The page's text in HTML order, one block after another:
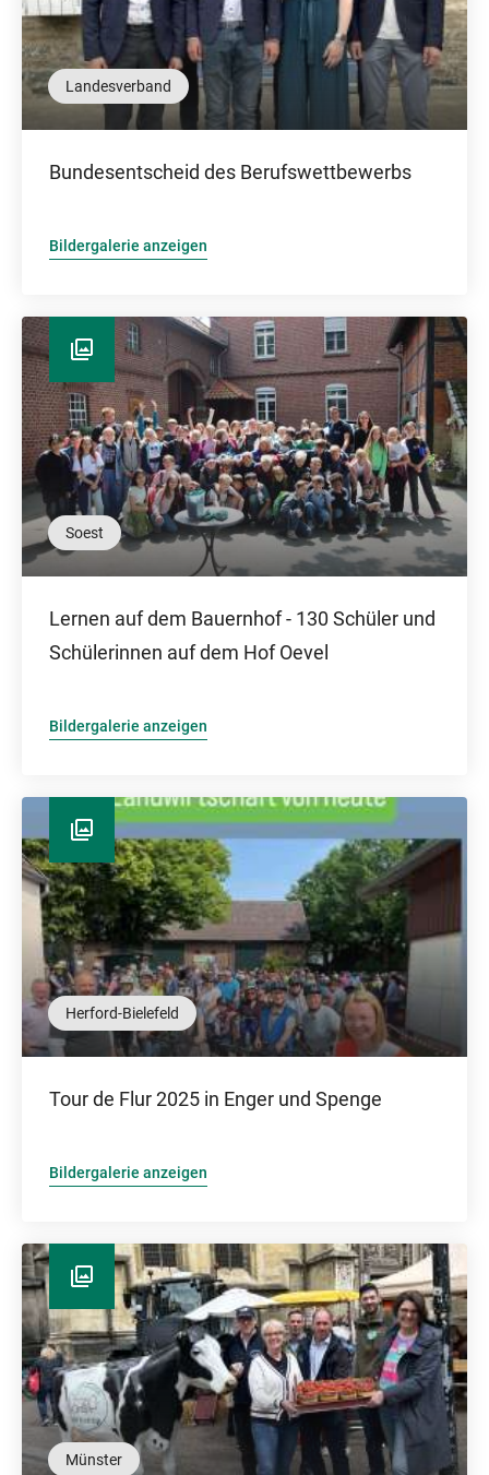
Landesverband
Bundesentscheid des Berufswettbewerbs
Bildergalerie anzeigen
Soest
Lernen auf dem Bauernhof - 130 Schüler und
Schülerinnen auf dem Hof Oevel
Bildergalerie anzeigen
Herford-Bielefeld
Tour de Flur 2025 in Enger und Spenge
Bildergalerie anzeigen
Münster